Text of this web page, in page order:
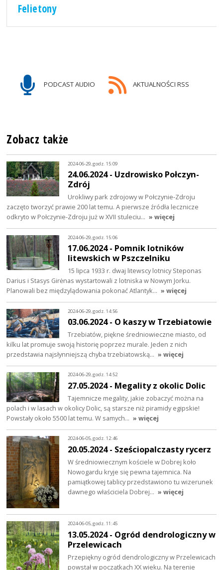
Felietony
PODCAST AUDIO AKTUALNOŚCI RSS
Zobacz także
2024-06-29, godz. 15:09
24.06.2024 - Uzdrowisko Połczyn-
Zdrój
Urokliwy park zdrojowy w Połczynie-Zdroju
zaczęto tworzyć prawie 200 lat temu. A pierwsze źródła lecznicze
odkryto w Połczynie-Zdroju już w XVII stuleciu… » więcej
2024-06-29, godz. 15:06
17.06.2024 - Pomnik lotników
litewskich w Pszczelniku
15 lipca 1933 r. dwaj litewscy lotnicy Steponas
Darius i Stasys Girėnas wystartowali z lotniska w Nowym Jorku.
Planowali bez międzylądowania pokonać Atlantyk… » więcej
2024-06-29, godz. 14:56
03.06.2024 - O kaszy w Trzebiatowie
Trzebiatów, piękne średniowieczne miasto, od
kilku lat promuje swoją historię poprzez murale. Jeden z nich
przedstawia najsłynniejszą chyba trzebiatowską… » więcej
2024-06-29, godz. 14:52
27.05.2024 - Megality z okolic Dolic
Tajemnicze megality, jakie zobaczyć można na
polach i w lasach w okolicy Dolic, są starsze niż piramidy egipskie!
Powstały około 5500 lat temu. W samych… » więcej
2024-06-05, godz. 12:46
20.05.2024 - Sześciopalczasty rycerz
W średniowiecznym kościele w Dobrej koło
Nowogardu kryje się pewna tajemnica. Na
pamiątkowej tablicy przedstawiono tu wizerunek
dawnego właściciela Dobrej… » więcej
2024-06-05, godz. 11:45
13.05.2024 - Ogród dendrologiczny w
Przelewicach
Przepiękny ogród dendrologiczny w Przelewicach
powstał w początkach XX wieku. Na terenie